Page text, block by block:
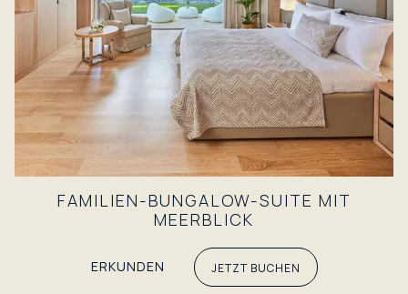
FAMILIEN-BUNGALOW-SUITE MIT
MEERBLICK
ERKUNDEN JETZT BUCHEN